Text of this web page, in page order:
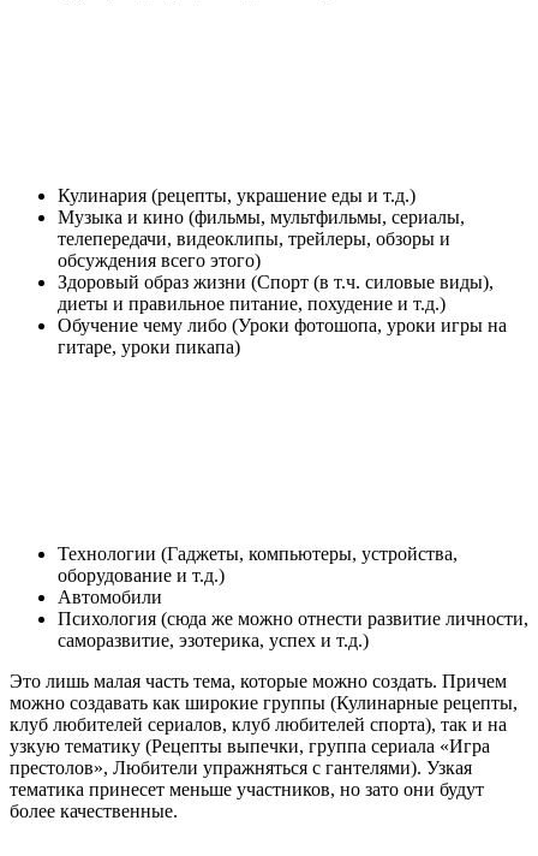
Кулинария (рецепты, украшение еды и т.д.)
Музыка и кино (фильмы, мультфильмы, сериалы,
телепередачи, видеоклипы, трейлеры, обзоры и
обсуждения всего этого)
Здоровый образ жизни (Спорт (в т.ч. силовые виды),
диеты и правильное питание, похудение и т.д.)
Обучение чему либо (Уроки фотошопа, уроки игры на
гитаре, уроки пикапа)
Технологии (Гаджеты, компьютеры, устройства,
оборудование и т.д.)
Автомобили
Психология (сюда же можно отнести развитие личности,
саморазвитие, эзотерика, успех и т.д.)
Это лишь малая часть тема, которые можно создать. Причем
можно создавать как широкие группы (Кулинарные рецепты,
клуб любителей сериалов, клуб любителей спорта), так и на
узкую тематику (Рецепты выпечки, группа сериала «Игра
престолов», Любители упражняться с гантелями). Узкая
тематика принесет меньше участников, но зато они будут
более качественные.